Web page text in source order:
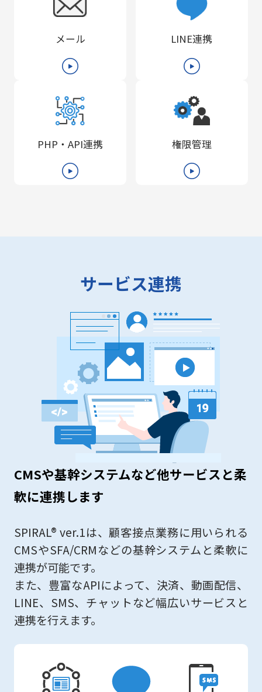
メール LINE連携
PHP・API連携 権限管理
サービス連携
CMSや基幹システムなど他サービスと柔
軟に連携します
SPIRAL® ver.1は、顧客接点業務に用いられる
CMSやSFA/CRMなどの基幹システムと柔軟に
連携が可能です。
また、豊富なAPIによって、決済、動画配信、
LINE、SMS、チャットなど幅広いサービスと
連携を行えます。